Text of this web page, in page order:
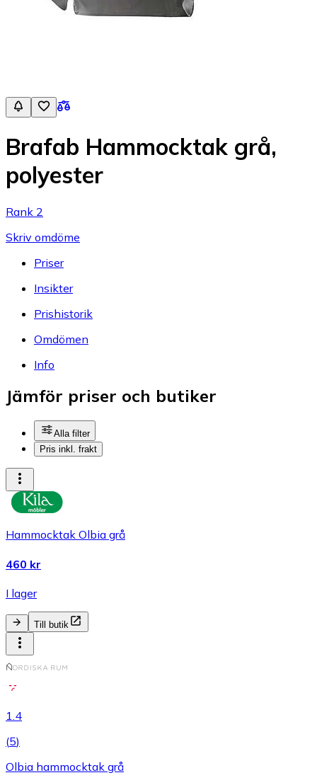
Brafab Hammocktak grå,
polyester
Rank 2
Skriv omdöme
Priser
Insikter
Prishistorik
Omdömen
Info
Jämför priser och butiker
Alla filter
Pris inkl. frakt
Hammocktak Olbia grå
460 kr
I lager
Till butik
1.4
(5)
Olbia hammocktak grå